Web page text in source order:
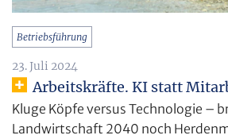
Betriebsführung
23. Juli 2024
Arbeitskräfte. KI statt
Kluge Köpfe versus Technologie –
Landwirtschaft 2040 noch